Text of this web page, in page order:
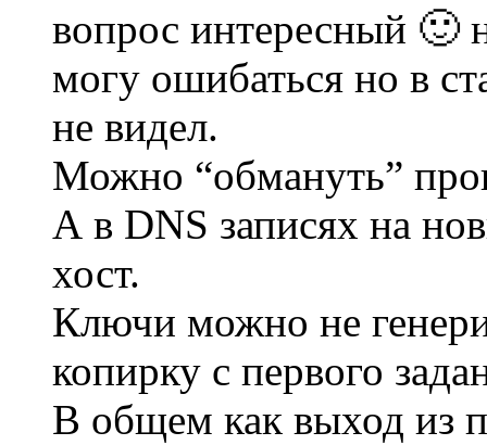
вопрос интересный 🙂
могу ошибаться но в
не видел.
Можно “обмануть”
А в DNS записях на
хост.
Ключи можно не
копирку с первого
В общем как выход из